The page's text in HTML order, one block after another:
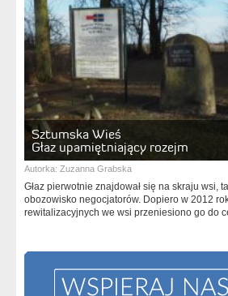
Sztumska Wieś
Głaz upamiętniający rozejm
Autorka: Zuzanna Grabska
Głaz pierwotnie znajdował się na skraju wsi,
obozowisko negocjatorów. Dopiero w 2012
rewitalizacyjnych we wsi przeniesiono go do